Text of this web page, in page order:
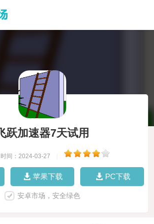
飞跃加速器7天试用
时间：2024-03-27
苹果下载 PC下载
安卓市场，安全绿色